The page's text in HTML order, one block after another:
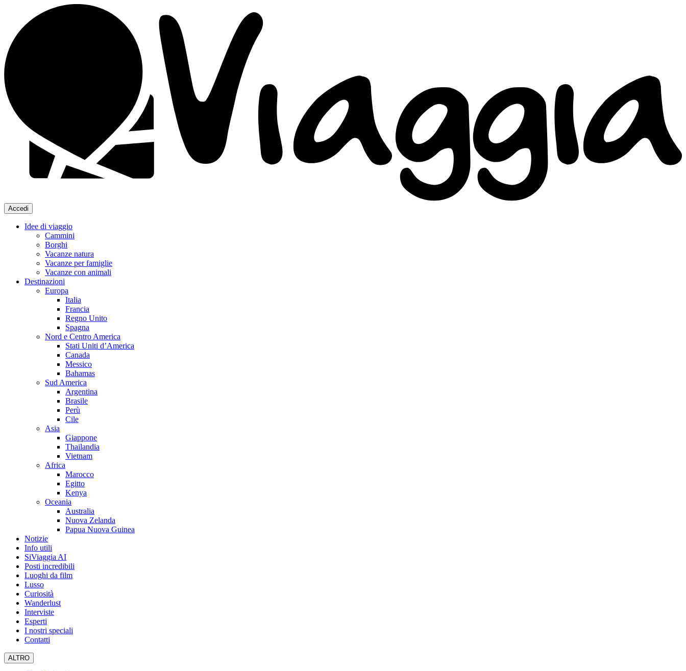
Accedi
Idee di viaggio
Cammini
Borghi
Vacanze natura
Vacanze per famiglie
Vacanze con animali
Destinazioni
Europa
Italia
Francia
Regno Unito
Spagna
Nord e Centro America
Stati Uniti d’America
Canada
Messico
Bahamas
Sud America
Argentina
Brasile
Perù
Cile
Asia
Giappone
Thailandia
Vietnam
Africa
Marocco
Egitto
Kenya
Oceania
Australia
Nuova Zelanda
Papua Nuova Guinea
Notizie
Info utili
SiViaggia AI
Posti incredibili
Luoghi da film
Lusso
Curiosità
Wanderlust
Interviste
Esperti
I nostri speciali
Contatti
ALTRO